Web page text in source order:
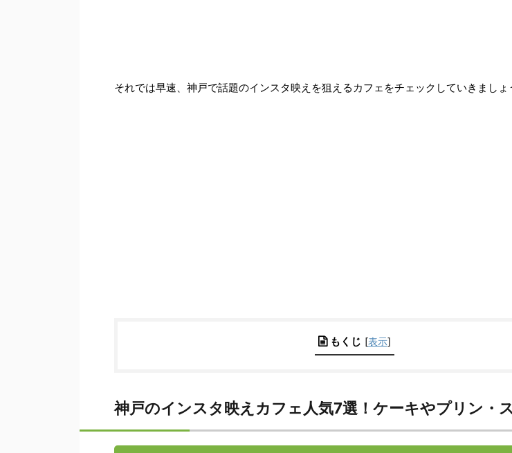
それでは早速、神戸で話題のインスタ映えを狙えるカフェをチェックしていきましょ
もくじ [表示]
神戸のインスタ映えカフェ人気7選！ケーキやプリン・